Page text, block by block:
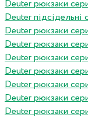
Deuter рюкзаки
Deuter підсідельні
Deuter рюкзаки
Deuter рюкзаки
Deuter рюкзаки
Deuter рюкзаки
Deuter рюкзаки
Deuter рюкзаки
Deuter рюкзаки